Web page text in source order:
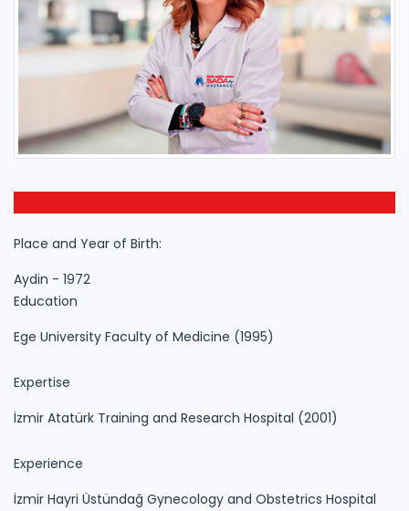
Place and Year of Birth:
Aydin - 1972
Education
Ege University Faculty of Medicine (1995)
Expertise
İzmir Atatürk Training and Research Hospital (2001)
Experience
İzmir Hayri Üstündağ Gynecology and Obstetrics Hospital